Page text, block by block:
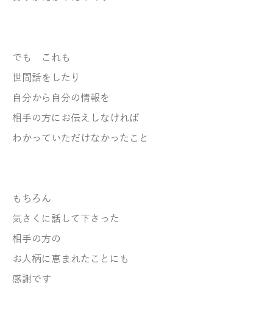
でも これも
世間話をしたり
自分から自分の情報を
相手の方にお伝えしなければ
わかっていただけなかったこと
もちろん
気さくに話して下さった
相手の方の
お人柄に恵まれたことにも
感謝です